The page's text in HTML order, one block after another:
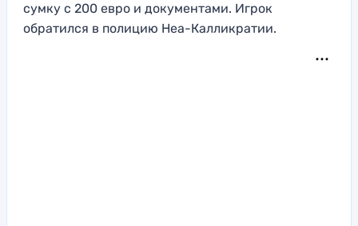
сумку с 200 евро и документами. Игрок
обратился в полицию Неа-Калликратии.